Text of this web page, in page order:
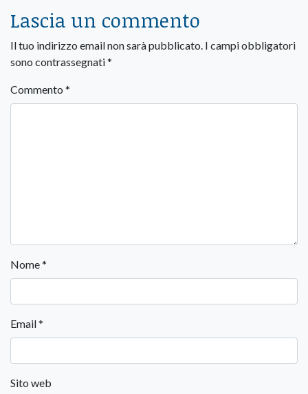
Lascia un commento
Il tuo indirizzo email non sarà pubblicato. I campi obbligatori
sono contrassegnati*
Commento *
Nome*
Email*
Sito web